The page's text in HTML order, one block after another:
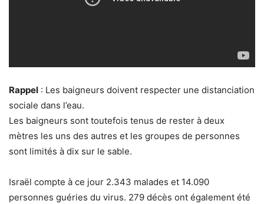
Rappel : Les baigneurs doivent respecter une distanciation
sociale dans l’eau.
Les baigneurs sont toutefois tenus de rester à deux
mètres les uns des autres et les groupes de personnes
sont limités à dix sur le sable.
Israël compte à ce jour 2.343 malades et 14.090
personnes guéries du virus. 279 décès ont également été